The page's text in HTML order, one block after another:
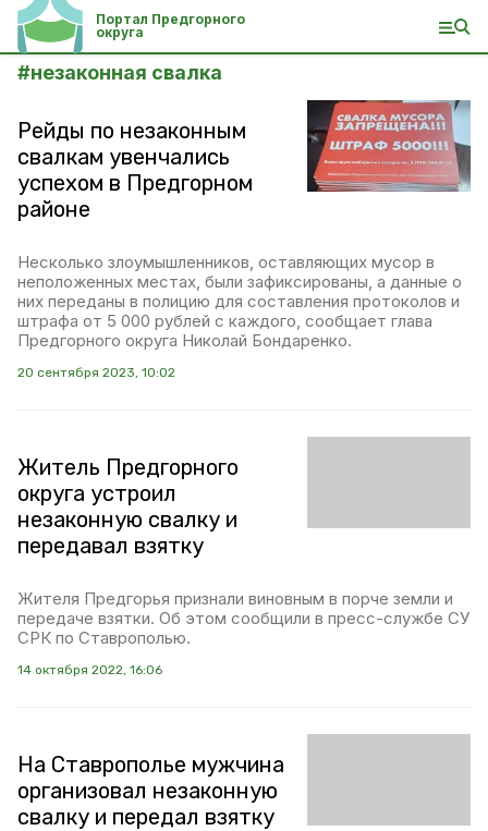
Портал Предгорного
округа
#незаконная свалка
Рейды по незаконным
свалкам увенчались
успехом в Предгорном
районе
Несколько злоумышленников, оставляющих мусор в
неположенных местах, были зафиксированы, а данные о
них переданы в полицию для составления протоколов и
штрафа от 5 000 рублей с каждого, сообщает глава
Предгорного округа Николай Бондаренко.
20 сентября 2023, 10:02
Житель Предгорного
округа устроил
незаконную свалку и
передавал взятку
Жителя Предгорья признали виновным в порче земли и
передаче взятки. Об этом сообщили в пресс-службе СУ
СРК по Ставрополью.
14 октября 2022, 16:06
На Ставрополье мужчина
организовал незаконную
свалку и передал взятку